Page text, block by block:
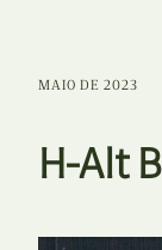
MAIO DE 2023
H-Alt